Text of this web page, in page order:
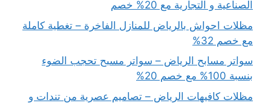
الصناعية و التجارية مع 20% خصم
مظلات احواش بالرياض للمنازل الفاخرة – تغطية كاملة
مع خصم 32%
سواتر مسابح الرياض – سواتر مسبح تحجب الضوء
بنسبة 100% مع خصم 20%
مظلات كافيهات الرياض – تصاميم عصرية من تندات و